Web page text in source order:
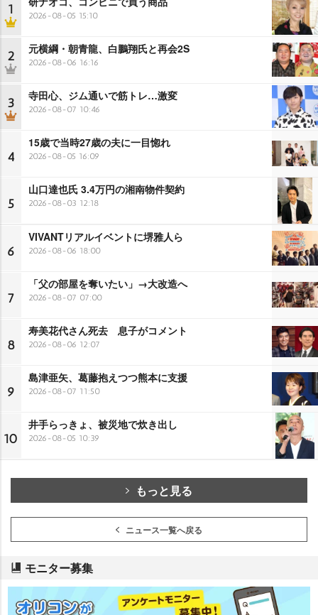
1 2026-08-05 15:10
2 元横綱・朝青龍、白鵬翔氏と再会2S
2026-08-06 16:16
3 寺田心、ジム通いで筋トレ…激変
2026-08-07 10:46
4
15歳で当時27歳の夫に一目惚れ
2026-08-05 16:09
5
山口達也氏 3.4万円の湘南物件契約
2026-08-03 12:18
6
VIVANTリアルイベントに堺雅人ら
2026-08-06 18:00
7
「父の部屋を奪いたい」→大改造へ
2026-08-07 07:00
8
寿美花代さん死去 息子がコメント
2026-08-06 12:07
9
島津亜矢、葛藤抱えつつ熊本に支援
2026-08-07 11:50
10
井手らっきょ、被災地で炊き出し
2026-08-05 10:39
もっと見る
ニュース一覧へ戻る
モニター募集